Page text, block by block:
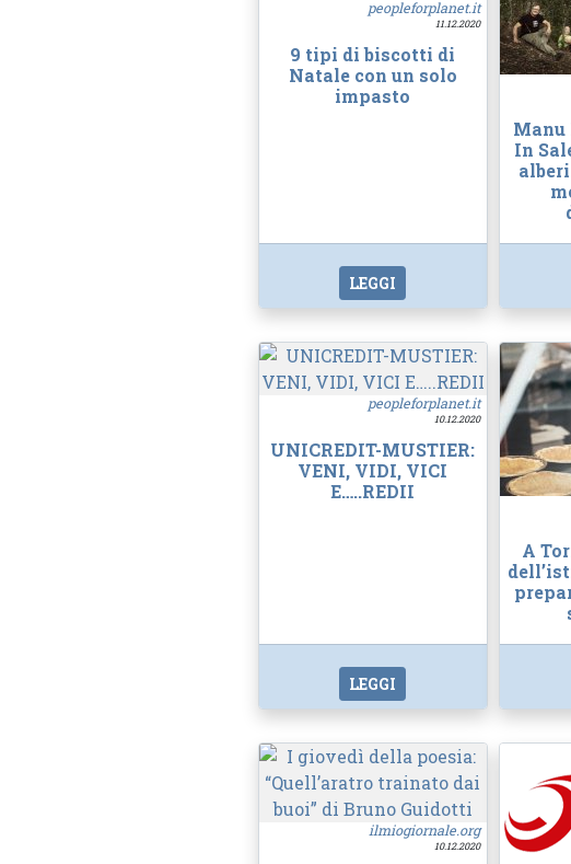
peopleforplanet.it
11.12.2020
9 tipi di biscotti di
Natale con un solo
impasto
LEGGI
Manu
In
peopleforplanet.it
10.12.2020
UNICREDIT-MUSTIER:
VENI, VIDI, VICI
E…..REDII
LEGGI
A
ilmiogiornale.org
10.12.2020